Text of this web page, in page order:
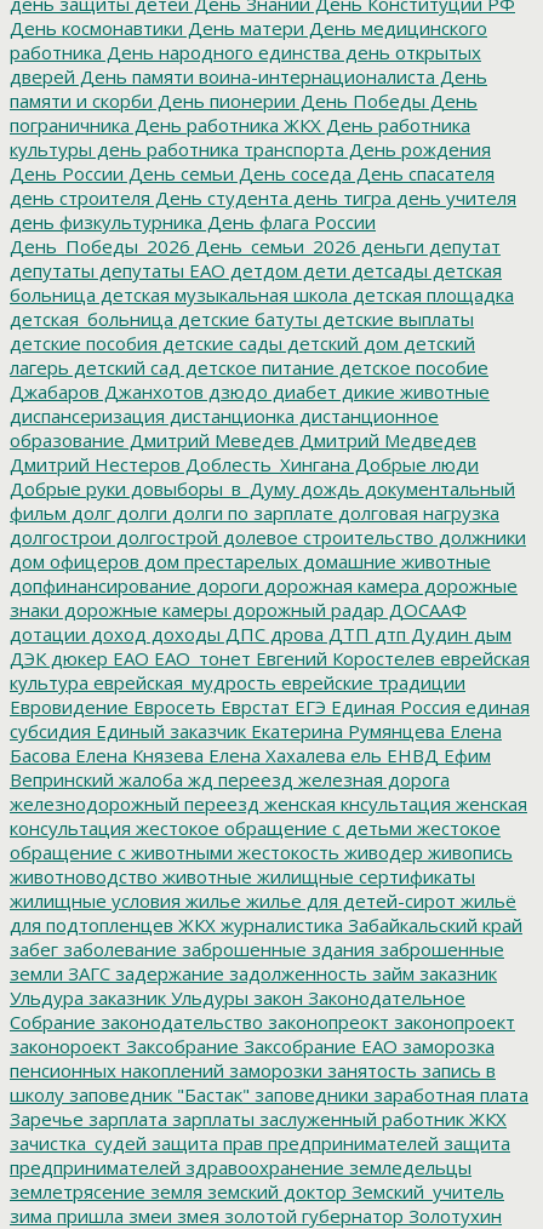
День космонавтики День матери День медицинского
работника День народного единства день открытых
дверей День памяти воина-интернационалиста День
памяти и скорби День пионерии День Победы День
пограничника День работника ЖКХ День работника
культуры день работника транспорта День рождения
День России День семьи День соседа День спасателя
день строителя День студента день тигра день учителя
день физкультурника День флага России
День_Победы_2026 День_семьи_2026 деньги депутат
депутаты депутаты ЕАО детдом дети детсады детская
больница детская музыкальная школа детская площадка
детская_больница детские батуты детские выплаты
детские пособия детские сады детский дом детский
лагерь детский сад детское питание детское пособие
Джабаров Джанхотов дзюдо диабет дикие животные
диспансеризация дистанционка дистанционное
образование Дмитрий Меведев Дмитрий Медведев
Дмитрий Нестеров Доблесть_Хингана Добрые люди
Добрые руки довыборы_в_Думу дождь документальный
фильм долг долги долги по зарплате долговая нагрузка
долгострои долгострой долевое строительство должники
дом офицеров дом престарелых домашние животные
допфинансирование дороги дорожная камера дорожные
знаки дорожные камеры дорожный радар ДОСААФ
дотации доход доходы ДПС дрова ДТП дтп Дудин дым
ДЭК дюкер ЕАО ЕАО_тонет Евгений Коростелев еврейская
культура еврейская_мудрость еврейские традиции
Евровидение Евросеть Еврстат ЕГЭ Единая Россия единая
субсидия Единый заказчик Екатерина Румянцева Елена
Басова Елена Князева Елена Хахалева ель ЕНВД Ефим
Вепринский жалоба жд переезд железная дорога
железнодорожный переезд женская кнсультация женская
консультация жестокое обращение с детьми жестокое
обращение с животными жестокость живодер живопись
животноводство животные жилищные сертификаты
жилищные условия жилье жилье для детей-сирот жильё
для подтопленцев ЖКХ журналистика Забайкальский край
забег заболевание заброшенные здания заброшенные
земли ЗАГС задержание задолженность займ заказник
Ульдура заказник Ульдуры закон Законодательное
Собрание законодательство законопреокт законопроект
законороект Заксобрание Заксобрание ЕАО заморозка
пенсионных накоплений заморозки занятость запись в
школу заповедник "Бастак" заповедники заработная плата
Заречье зарплата зарплаты заслуженный работник ЖКХ
зачистка_судей защита прав предпринимателей защита
предпринимателей здравоохранение земледельцы
землетрясение земля земский доктор Земский_учитель
зима пришла змеи змея золотой губернатор Золотухин